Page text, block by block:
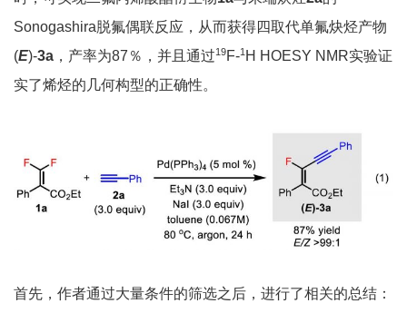
Sonogashira脱氟偶联反应，从而获得四取代单氟炔烃产物
(E)-3a ，产率为87％，并且通过19F-1 H HOESY NMR实验证
实了烯烃的几何构型的正确性。
首先，作者通过大量条件的筛选之后，进行了相关的总结：